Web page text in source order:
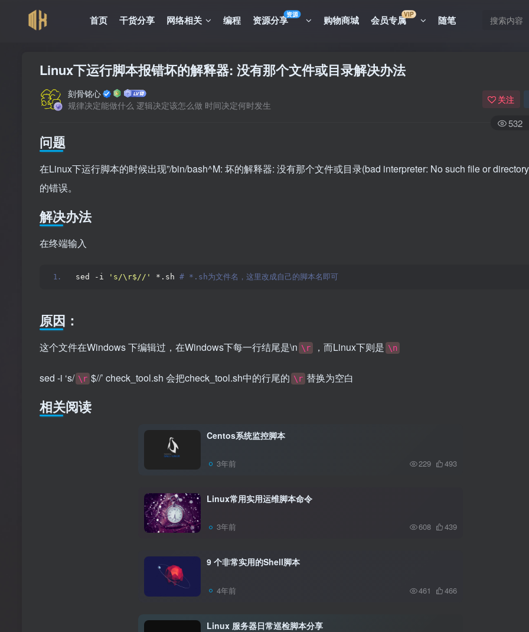
首页 干货分享 网络相关 编程 资源分享资源 购物商城 会员专属VIP 随笔
Linux下运行脚本报错坏的解释器: 没有那个文件或目录解决办法
刻骨铭心
规律决定能做什么 逻辑决定该怎么做 时间决定何时发生
关注
532
问题
在Linux下运行脚本的时候出现”/bin/bash^M: 坏的解释器: 没有那个文件或目录(bad interpreter: No such file or
的错误。
解决办法
在终端输入
sed -i 's/\r$//' *.sh # *.sh为文件名，这里改成自己的脚本名即可
原因：
这个文件在Windows 下编辑过，在Windows下每一行结尾是\n \r ，而Linux下则是 \n
sed -i ‘s/ \r $//’ check_tool.sh 会把check_tool.sh中的行尾的 \r 替换为空白
相关阅读
Centos系统监控脚本
3年前 229 493
Linux常用实用运维脚本命令
3年前 608 439
9 个非常实用的Shell脚本
4年前 461 466
Linux 服务器日常巡检脚本分享